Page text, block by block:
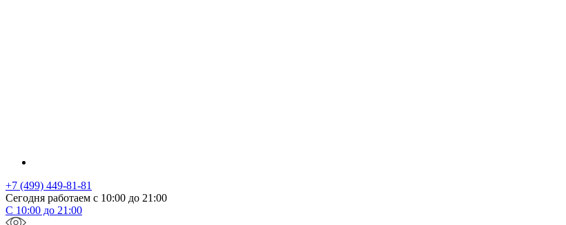
+7 (499) 449-81-81
Сегодня работаем с 10:00 до 21:00
С 10:00 до 21:00